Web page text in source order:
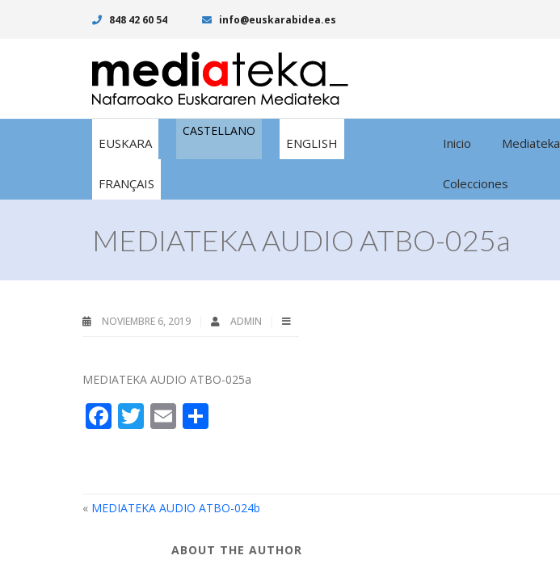
848 42 60 54 info@euskarabidea.es
EUSKARA
CASTELLANO
ENGLISH
FRANÇAIS
Inicio Mediateka
Colecciones
MEDIATEKA AUDIO ATBO-025a
NOVIEMBRE 6, 2019 ADMIN
MEDIATEKA AUDIO ATBO-025a
Facebook
Twitter
Email
« MEDIATEKA AUDIO ATBO-024b
ABOUT THE AUTHOR